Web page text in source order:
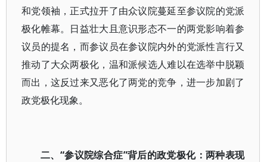
和党领袖，正式拉开了由众议院蔓延至参议院的党派
极化帷幕。日益壮大且意识形态不一的两党影响着参
议员的提名，而参议员在参议院内外的党派性言行又
推动了大众两极化，温和派候选人难以在选举中脱颖
而出，这反过来又恶化了两党的竞争，进一步加剧了
政党极化现象。
二、“参议院综合症”背后的政党极化：两种表现